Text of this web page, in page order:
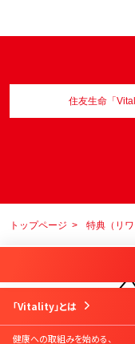
住友生命「
トップページ 特典（リワ
はじめての方
「Vitality」とは
健康への取組みを始める、